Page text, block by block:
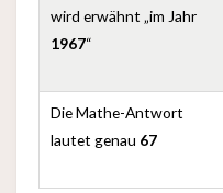
wird erwähnt „im Jahr
1967“
Die Mathe-Antwort
lautet genau 67